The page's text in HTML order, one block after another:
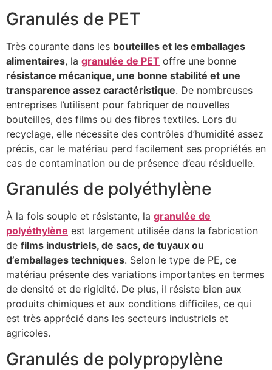
Granulés de PET
Très courante dans les bouteilles et les emballages
alimentaires, la granulée de PET offre une bonne
résistance mécanique, une bonne stabilité et une
transparence assez caractéristique. De nombreuses
entreprises l’utilisent pour fabriquer de nouvelles
bouteilles, des films ou des fibres textiles. Lors du
recyclage, elle nécessite des contrôles d’humidité assez
précis, car le matériau perd facilement ses propriétés en
cas de contamination ou de présence d’eau résiduelle.
Granulés de polyéthylène
À la fois souple et résistante, la granulée de
polyéthylène est largement utilisée dans la fabrication
de films industriels, de sacs, de tuyaux ou
d’emballages techniques. Selon le type de PE, ce
matériau présente des variations importantes en termes
de densité et de rigidité. De plus, il résiste bien aux
produits chimiques et aux conditions difficiles, ce qui
est très apprécié dans les secteurs industriels et
agricoles.
Granulés de polypropylène